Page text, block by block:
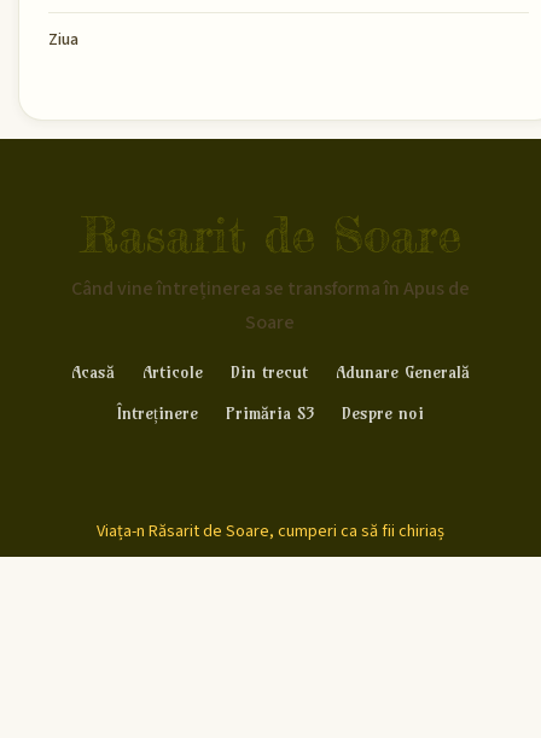
Ziua
Rasarit de Soare
Când vine întreținerea se transforma în Apus de
Soare
Acasă Articole Din trecut
Adunare Generală
Întreținere
Primăria S3 Despre noi
Viața-n Răsarit de Soare, cumperi ca să fii chiriaș